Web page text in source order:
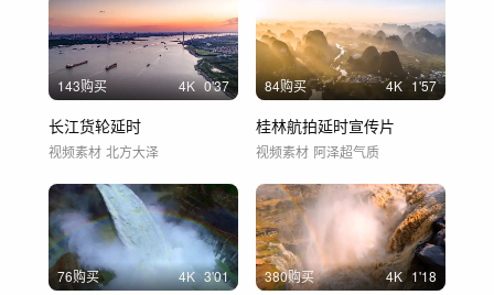
143购买 4K 0'37
长江货轮延时
视频素材 北方大泽
84购买 4K 1'57
桂林航拍延时宣传片
视频素材 阿泽超气质
76购买 4K 3'01 380购买 4K 1'18